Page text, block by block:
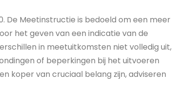
De Meetinstructie is bedoeld om een meer
het geven van een indicatie van de
in meetuitkomsten niet volledig uit,
of beperkingen bij het uitvoeren
koper van cruciaal belang zijn, adviseren